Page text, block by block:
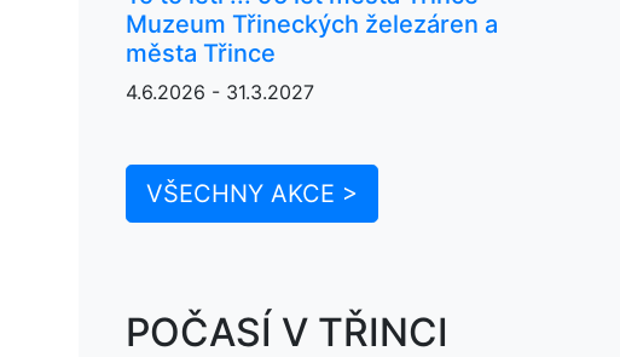
Muzeum Třineckých železáren a
města Třince
4.6.2026 - 31.3.2027
VŠECHNY AKCE >
POČASÍ V TŘINCI